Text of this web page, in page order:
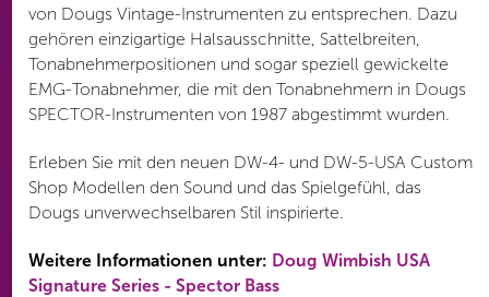
von Dougs Vintage-Instrumenten zu entsprechen. Dazu
gehören einzigartige Halsausschnitte, Sattelbreiten,
Tonabnehmerpositionen und sogar speziell gewickelte
EMG-Tonabnehmer, die mit den Tonabnehmern in Dougs
SPECTOR-Instrumenten von 1987 abgestimmt wurden.
Erleben Sie mit den neuen DW-4- und DW-5-USA Custom
Shop Modellen den Sound und das Spielgefühl, das
Dougs unverwechselbaren Stil inspirierte.
Weitere Informationen unter: Doug Wimbish USA
Signature Series - Spector Bass